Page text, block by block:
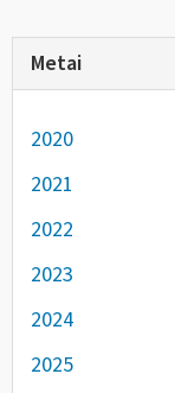
Metai
2020
2021
2022
2023
2024
2025